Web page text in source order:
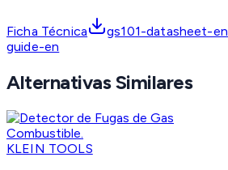
Ficha Técnica gs101-datasheet-en
guide-en
Alternativas Similares
KLEIN TOOLS